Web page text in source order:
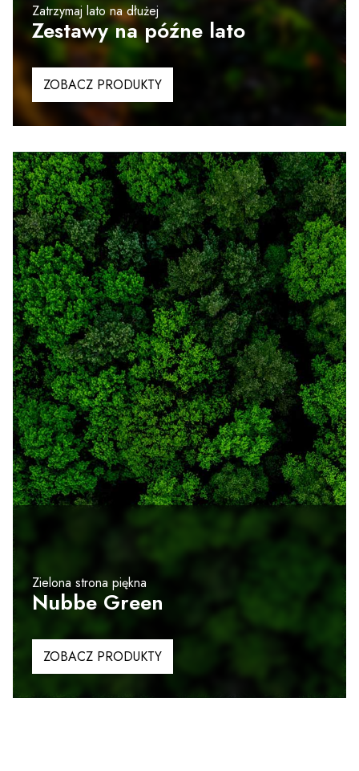
Zatrzymaj lato na dłużej
Zestawy na późne lato
ZOBACZ PRODUKTY
Zielona strona piękna
Nubbe Green
ZOBACZ PRODUKTY